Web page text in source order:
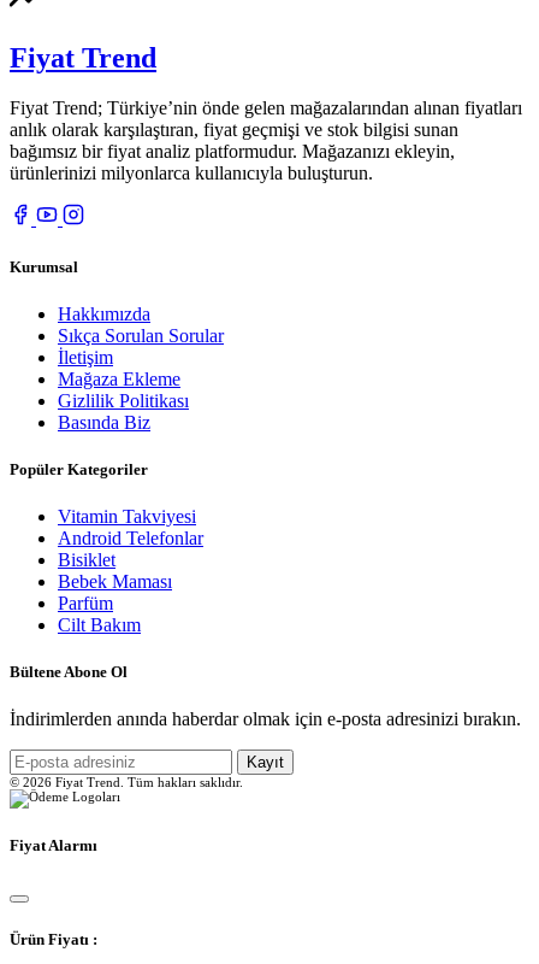
Fiyat Trend
Fiyat Trend; Türkiye’nin önde gelen mağazalarından alınan fiyatları
anlık olarak karşılaştıran, fiyat geçmişi ve stok bilgisi sunan
bağımsız bir fiyat analiz platformudur. Mağazanızı ekleyin,
ürünlerinizi milyonlarca kullanıcıyla buluşturun.
Kurumsal
Hakkımızda
Sıkça Sorulan Sorular
İletişim
Mağaza Ekleme
Gizlilik Politikası
Basında Biz
Popüler Kategoriler
Vitamin Takviyesi
Android Telefonlar
Bisiklet
Bebek Maması
Parfüm
Cilt Bakım
Bültene Abone Ol
İndirimlerden anında haberdar olmak için e-posta adresinizi bırakın.
Kayıt
© 2026 Fiyat Trend. Tüm hakları saklıdır.
Fiyat Alarmı
Ürün Fiyatı :